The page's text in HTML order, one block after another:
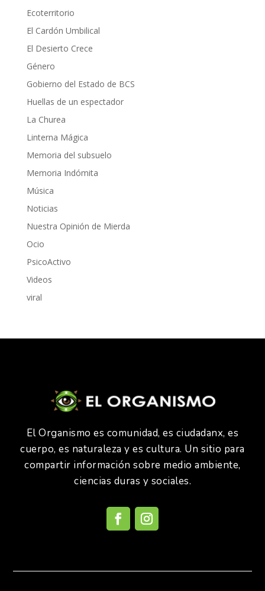
Ecoterritorio
El Cardón Umbilical
El Desierto Crece
Género
Gobierno del Estado de BCS
Huellas de un espectador
La Churea
Linterna Mágica
Memoria del subsuelo
Memoria Indómita
Música
Noticias
Nuestra Opinión de Mierda
Ocio
PsicoActivo
Videos
viral
El Organismo es comunidad, es ciudadanx, es
cuerpo, es naturaleza y es cultura. Un sitio para
compartir información sobre medio ambiente,
ciencias duras y sociales.